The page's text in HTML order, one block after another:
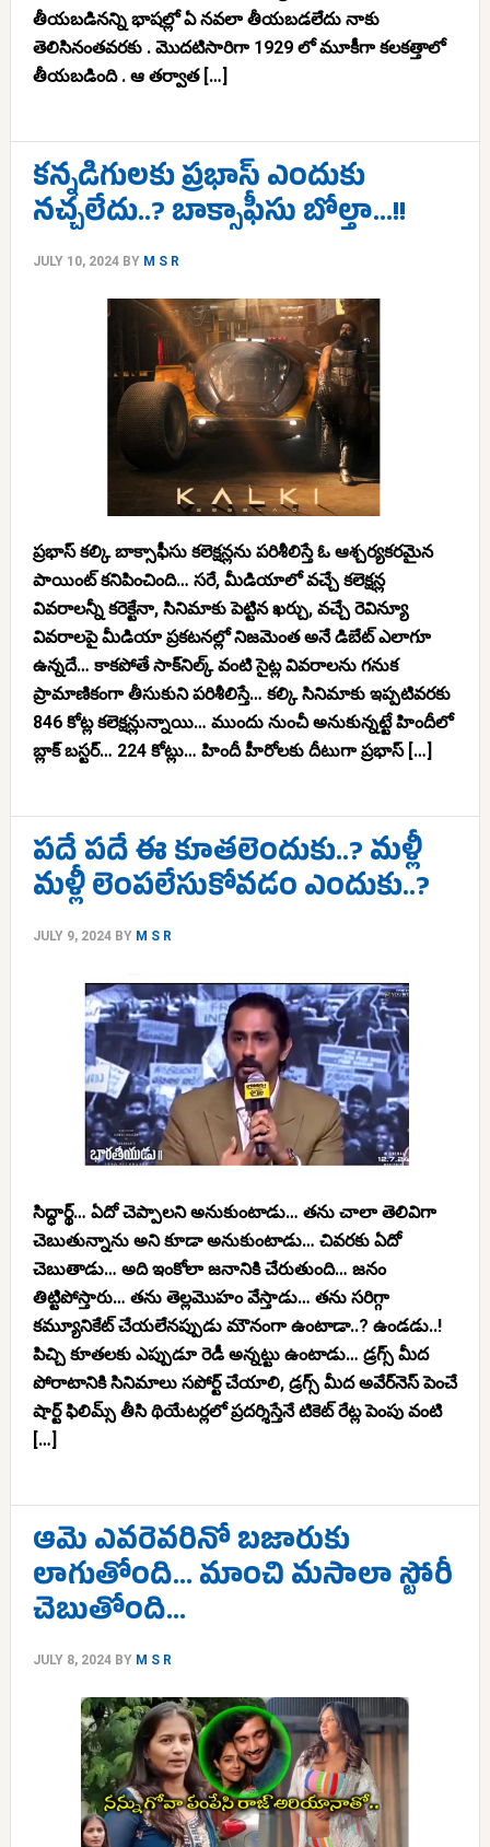
తీయబడినన్ని భాషల్లో ఏ నవలా తీయబడలేదు నాకు
తెలిసినంతవరకు . మొదటిసారిగా 1929 లో మూకీగా కలకత్తాలో
తీయబడింది . ఆ తర్వాత […]
కన్నడిగులకు ప్రభాస్ ఎందుకు
నచ్చలేదు..? బాక్సాఫీసు బోల్తా…!!
JULY 10, 2024BY M S R
ప్రభాస్ కల్కి బాక్సాఫీసు కలెక్షన్లను పరిశీలిస్తే ఓ ఆశ్చర్యకరమైన
పాయింట్ కనిపించింది… సరే, మీడియాలో వచ్చే కలెక్షన్ల
వివరాలన్నీ కరెక్టేనా, సినిమాకు పెట్టిన ఖర్చు, వచ్చే రెవిన్యూ
వివరాలపై మీడియా ప్రకటనల్లో నిజమెంత అనే డిబేట్ ఎలాగూ
ఉన్నదే… కాకపోతే సాక్‌నిల్క్ వంటి సైట్ల వివరాలను గనుక
ప్రామాణికంగా తీసుకుని పరిశీలిస్తే… కల్కి సినిమాకు ఇప్పటివరకు
846 కోట్ల కలెక్షన్లున్నాయి… ముందు నుంచీ అనుకున్నట్టే హిందీలో
బ్లాక్ బస్టర్… 224 కోట్లు… హిందీ హీరోలకు దీటుగా ప్రభాస్ […]
పదే పదే ఈ కూతలెందుకు..? మళ్లీ
మళ్లీ లెంపలేసుకోవడం ఎందుకు..?
JULY 9, 2024BY M S R
సిద్ధార్థ్… ఏదో చెప్పాలని అనుకుంటాడు… తను చాలా తెలివిగా
చెబుతున్నాను అని కూడా అనుకుంటాడు… చివరకు ఏదో
చెబుతాడు… అది ఇంకోలా జనానికి చేరుతుంది… జనం
తిట్టిపోస్తారు… తను తెల్లమొహం వేస్తాడు… తను సరిగ్గా
కమ్యూనికేట్ చేయలేనప్పుడు మౌనంగా ఉంటాడా..? ఉండడు..!
పిచ్చి కూతలకు ఎప్పుడూ రెడీ అన్నట్టు ఉంటాడు… డ్రగ్స్ మీద
పోరాటానికి సినిమాలు సపోర్ట్ చేయాలి, డ్రగ్స్ మీద అవేర్‌నెస్ పెంచే
షార్ట్ ఫిలిమ్స్ తీసి థియేటర్లలో ప్రదర్శిస్తేనే టికెట్ రేట్ల పెంపు వంటి
[…]
ఆమె ఎవరెవరినో బజారుకు
లాగుతోంది… మాంచి మసాలా స్టోరీ
చెబుతోంది…
JULY 8, 2024BY M S R